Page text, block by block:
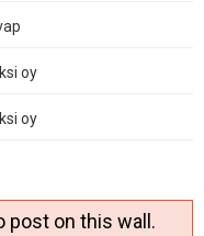
oy
oy
post on this wall.